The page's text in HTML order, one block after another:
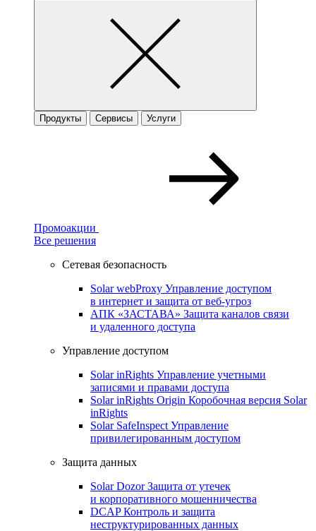
Продукты Сервисы Услуги
Промоакции
Все решения
Сетевая безопасность
Solar webProxy Управление доступом
в интернет и защита от веб-угроз
АПК «ЗАСТАВА» Защита каналов связи
и удаленного доступа
Управление доступом
Solar inRights Управление учетными
записями и правами доступа
Solar inRights Origin Коробочная версия Solar
inRights
Solar SafeInspect Управление
привилегированным доступом
Защита данных
Solar DozorЗащита от утечек
и корпоративного мошенничества
DCAPКонтроль и защита
неструктурированных данных